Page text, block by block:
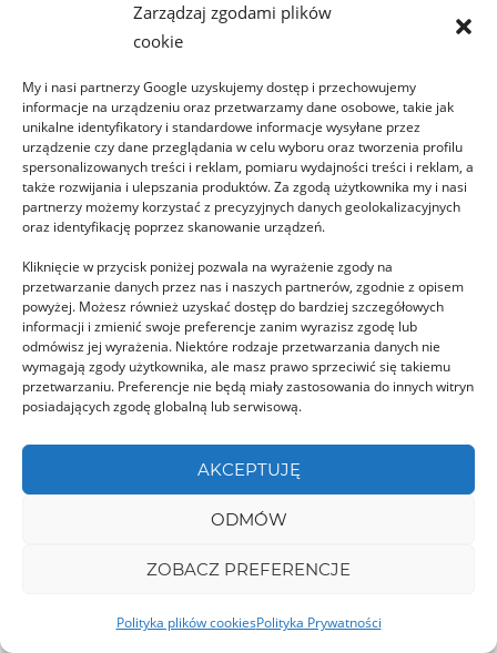
Zarządzaj zgodami plików
cookie
My i nasi partnerzy Google uzyskujemy dostęp i przechowujemy
informacje na urządzeniu oraz przetwarzamy dane osobowe, takie jak
unikalne identyfikatory i standardowe informacje wysyłane przez
urządzenie czy dane przeglądania w celu wyboru oraz tworzenia profilu
spersonalizowanych treści i reklam, pomiaru wydajności treści i reklam, a
także rozwijania i ulepszania produktów. Za zgodą użytkownika my i nasi
partnerzy możemy korzystać z precyzyjnych danych geolokalizacyjnych
oraz identyfikację poprzez skanowanie urządzeń.
Kliknięcie w przycisk poniżej pozwala na wyrażenie zgody na
przetwarzanie danych przez nas i naszych partnerów, zgodnie z opisem
powyżej. Możesz również uzyskać dostęp do bardziej szczegółowych
informacji i zmienić swoje preferencje zanim wyrazisz zgodę lub
odmówisz jej wyrażenia. Niektóre rodzaje przetwarzania danych nie
wymagają zgody użytkownika, ale masz prawo sprzeciwić się takiemu
przetwarzaniu. Preferencje nie będą miały zastosowania do innych witryn
posiadających zgodę globalną lub serwisową.
AKCEPTUJĘ
ODMÓW
ZOBACZ PREFERENCJE
Polityka plików cookiesPolityka Prywatności
DÂMBOVIȚA
Peștera Ialomiței – Bucegi
Jaskinia Ialomiței położona jest w dolinie o tej
samej nazwie w górach Bucegi. Od innych …
GORJ